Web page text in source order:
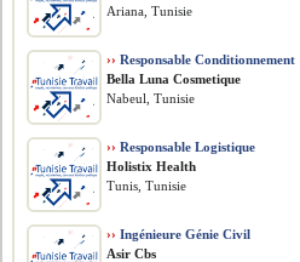
Ariana, Tunisie
›› Responsable Conditionnement
Bella Luna Cosmetique
Nabeul, Tunisie
›› Responsable Logistique
Holistix Health
Tunis, Tunisie
›› Ingénieure Génie Civil
Asir Cbs